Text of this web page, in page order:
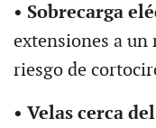
• Sobrecarga
extensiones a
riesgo de
• Velas cerca